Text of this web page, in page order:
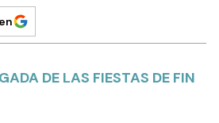
DE LAS FIESTAS DE FIN